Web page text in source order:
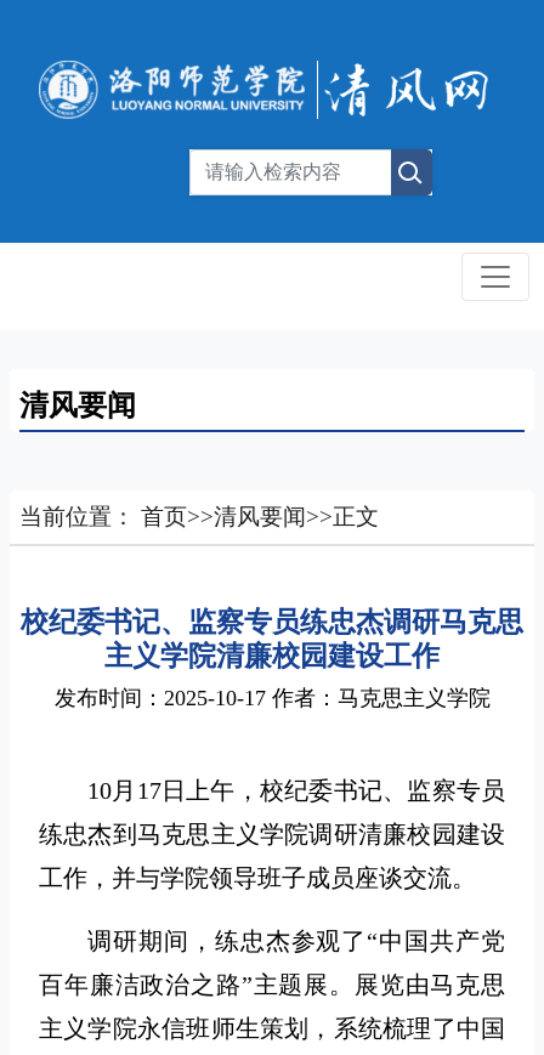
清风要闻
当前位置： 首页>>清风要闻>>正文
校纪委书记、监察专员练忠杰调研马克思
主义学院清廉校园建设工作
发布时间：2025-10-17 作者：马克思主义学院
10月17日上午，校纪委书记、监察专员
练忠杰到马克思主义学院调研清廉校园建设
工作，并与学院领导班子成员座谈交流。
调研期间，练忠杰参观了“中国共产党
百年廉洁政治之路”主题展。展览由马克思
主义学院永信班师生策划，系统梳理了中国